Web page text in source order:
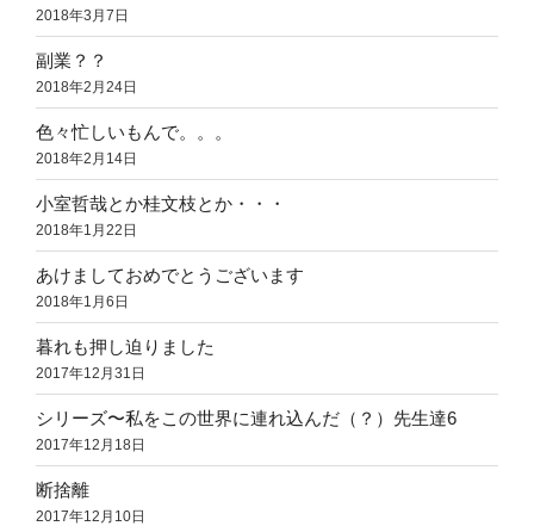
2018年3月7日
副業？？
2018年2月24日
色々忙しいもんで。。。
2018年2月14日
小室哲哉とか桂文枝とか・・・
2018年1月22日
あけましておめでとうございます
2018年1月6日
暮れも押し迫りました
2017年12月31日
シリーズ〜私をこの世界に連れ込んだ（？）先生達6
2017年12月18日
断捨離
2017年12月10日